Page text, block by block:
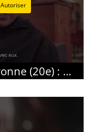
Autoriser
Saint-Germain de Charonne (20e) : Engageons-nous pour les exilés